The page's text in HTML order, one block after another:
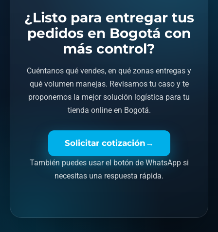
¿Listo para entregar tus
pedidos en Bogotá con
más control?
Cuéntanos qué vendes, en qué zonas entregas y
qué volumen manejas. Revisamos tu caso y te
proponemos la mejor solución logística para tu
tienda online en Bogotá.
Solicitar cotización →
También puedes usar el botón de WhatsApp si
necesitas una respuesta rápida.